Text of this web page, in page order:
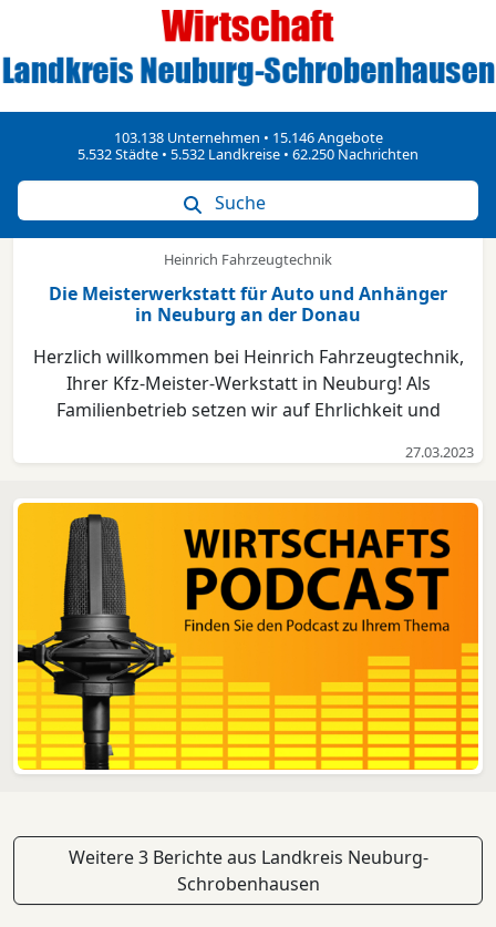
103.138 Unternehmen • 15.146 Angebote
5.532 Städte • 5.532 Landkreise • 62.250 Nachrichten
Suche
Heinrich Fahrzeugtechnik
Die Meisterwerkstatt für Auto und Anhänger
in Neuburg an der Donau
Herzlich willkommen bei Heinrich Fahrzeugtechnik,
Ihrer Kfz-Meister-Werkstatt in Neuburg! Als
Familienbetrieb setzen wir auf Ehrlichkeit und
Auftragsannahme bis zur Übergabe des fertigen
27.03.2023
Weitere 3 Berichte aus Landkreis Neuburg-
Schrobenhausen